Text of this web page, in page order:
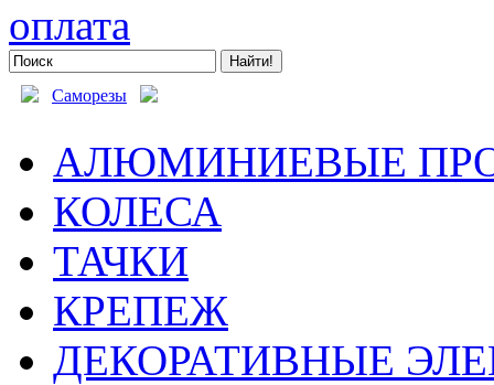
оплата
Саморезы
АЛЮМИНИЕВЫЕ
КОЛЕСА
ТАЧКИ
КРЕПЕЖ
ДЕКОРАТИВНЫЕ